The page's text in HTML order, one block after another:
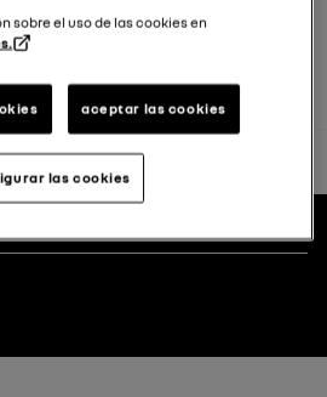
11/01/2026
al principio
sobre el uso de las cookies en
aceptar las cookies
las cookies